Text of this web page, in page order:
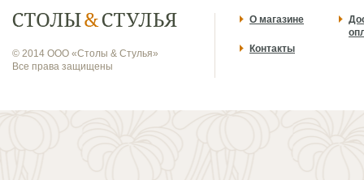
© 2014 ООО «Столы & Стулья»
Все права защищены
О магазине
Контакты